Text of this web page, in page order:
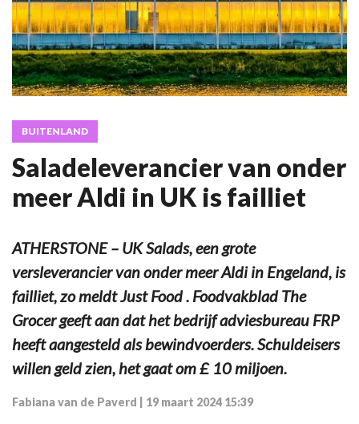
BUITENLAND
Saladeleverancier van onder
meer Aldi in UK is failliet
ATHERSTONE – UK Salads, een grote
versleverancier van onder meer Aldi in Engeland, is
failliet, zo meldt Just Food . Foodvakblad The
Grocer geeft aan dat het bedrijf adviesbureau FRP
heeft aangesteld als bewindvoerders. Schuldeisers
willen geld zien, het gaat om £ 10 miljoen.
Fabiana van de Paverd 19 maart 2024 15:39